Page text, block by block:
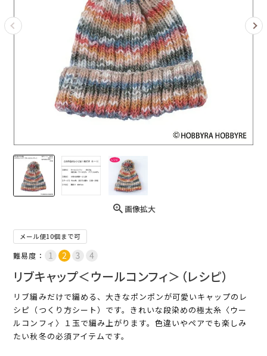
画像拡大
メール便10個まで可
難易度：
リブキャップ＜ウールコンフィ＞（レシピ）
リブ編みだけで編める、大きなポンポンが可愛いキャップのレ
シピ（つくり方シート）です。きれいな段染めの極太糸〈ウー
ルコンフィ〉１玉で編み上がります。色違いやペアでも楽しみ
たい秋冬の必須アイテムです。